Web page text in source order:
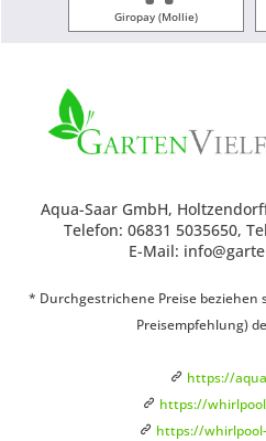
Giropay (Mollie)
Aqua-Saar GmbH,
Telefon: 06831 5035650,
E-Mail:
* Durchgestrichene Preise beziehen
Preisempfehlung)
https://
https://
https://